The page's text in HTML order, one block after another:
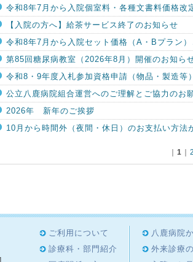
令和8年7月から入院個室料・各種文書料価格改
【入院の方へ】給茶サービス終了のお知らせ
令和8年7月から入院セット価格（A・Bプラン
第85回糖尿病教室（2026年8月）開催のお知ら
令和8・9年度入札参加資格申請（物品・製造等
公立八鹿病院組合運営へのご理解とご協力のお
2026年 新年のご挨拶
10月から時間外（夜間・休日）のお支払い方法
1 2
ご利用について
診療科・部門紹介
八鹿病院
外来診療